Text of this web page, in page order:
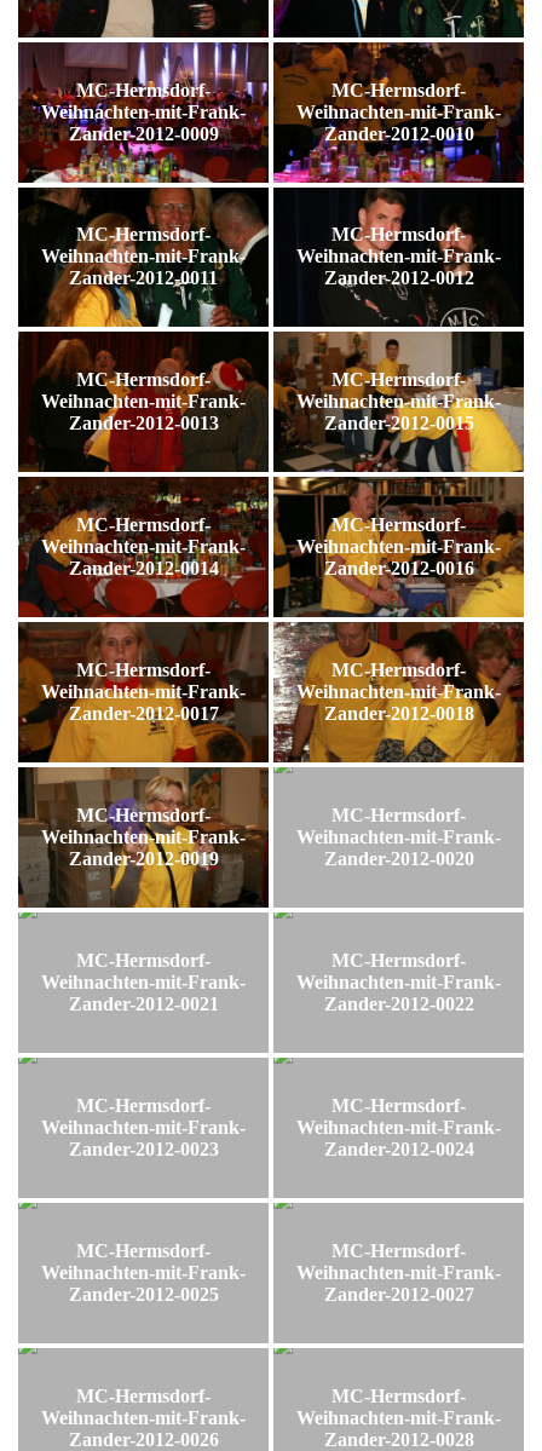
MC-Hermsdorf-
Weihnachten-mit-Frank-
Zander-2012-0009
MC-Hermsdorf-
Weihnachten-mit-Frank-
Zander-2012-0010
MC-Hermsdorf-
Weihnachten-mit-Frank-
Zander-2012-0011
MC-Hermsdorf-
Weihnachten-mit-Frank-
Zander-2012-0012
MC-Hermsdorf-
Weihnachten-mit-Frank-
Zander-2012-0013
MC-Hermsdorf-
Weihnachten-mit-Frank-
Zander-2012-0015
MC-Hermsdorf-
Weihnachten-mit-Frank-
Zander-2012-0014
MC-Hermsdorf-
Weihnachten-mit-Frank-
Zander-2012-0016
MC-Hermsdorf-
Weihnachten-mit-Frank-
Zander-2012-0017
MC-Hermsdorf-
Weihnachten-mit-Frank-
Zander-2012-0018
MC-Hermsdorf-
Weihnachten-mit-Frank-
Zander-2012-0019
MC-Hermsdorf-
Weihnachten-mit-Frank-
Zander-2012-0020
MC-Hermsdorf-
Weihnachten-mit-Frank-
Zander-2012-0021
MC-Hermsdorf-
Weihnachten-mit-Frank-
Zander-2012-0022
MC-Hermsdorf-
Weihnachten-mit-Frank-
Zander-2012-0023
MC-Hermsdorf-
Weihnachten-mit-Frank-
Zander-2012-0024
MC-Hermsdorf-
Weihnachten-mit-Frank-
Zander-2012-0025
MC-Hermsdorf-
Weihnachten-mit-Frank-
Zander-2012-0027
MC-Hermsdorf-
Weihnachten-mit-Frank-
Zander-2012-0026
MC-Hermsdorf-
Weihnachten-mit-Frank-
Zander-2012-0028